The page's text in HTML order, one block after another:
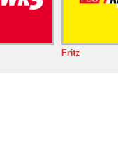
Fritz